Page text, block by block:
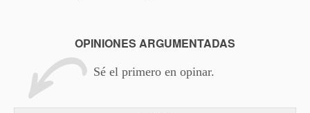
OPINIONES ARGUMENTADAS
Sé el primero en opinar.